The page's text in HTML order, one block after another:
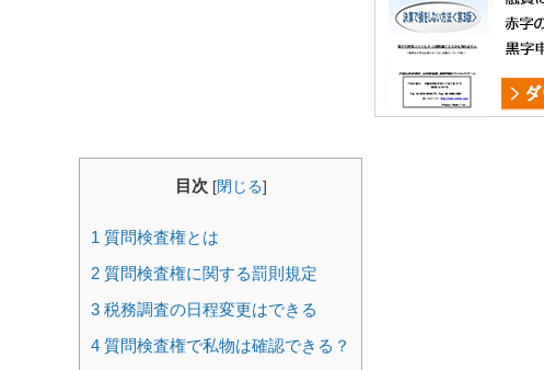
目次 [閉じる]
1 質問検査権とは
2 質問検査権に関する罰則規定
3 税務調査の日程変更はできる
4 質問検査権で私物は確認できる？